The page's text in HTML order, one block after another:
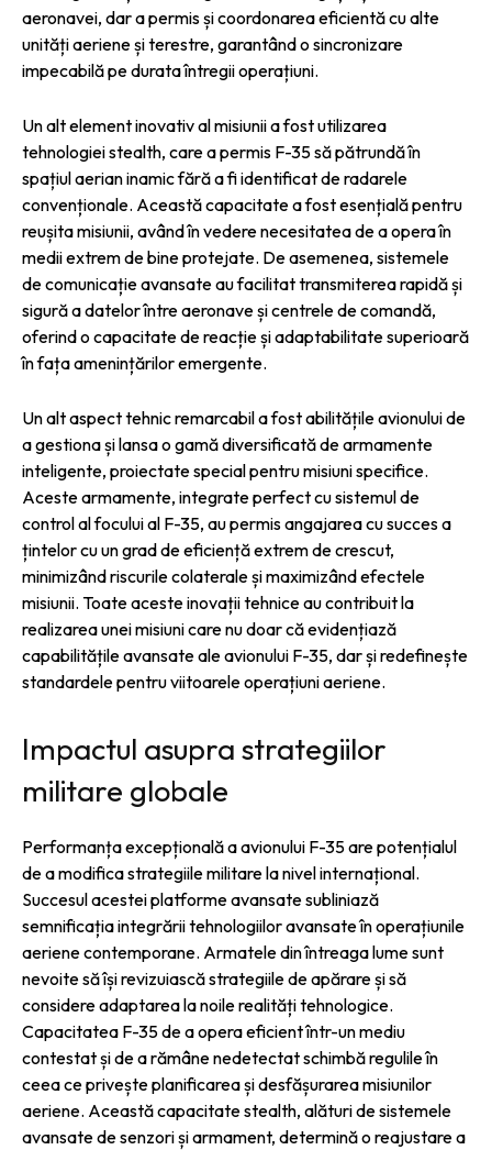
aeronavei, dar a permis și coordonarea eficientă cu alte
unități aeriene și terestre, garantând o sincronizare
impecabilă pe durata întregii operațiuni.
Un alt element inovativ al misiunii a fost utilizarea
tehnologiei stealth, care a permis F-35 să pătrundă în
spațiul aerian inamic fără a fi identificat de radarele
convenționale. Această capacitate a fost esențială pentru
reușita misiunii, având în vedere necesitatea de a opera în
medii extrem de bine protejate. De asemenea, sistemele
de comunicație avansate au facilitat transmiterea rapidă și
sigură a datelor între aeronave și centrele de comandă,
oferind o capacitate de reacție și adaptabilitate superioară
în fața amenințărilor emergente.
Un alt aspect tehnic remarcabil a fost abilitățile avionului de
a gestiona și lansa o gamă diversificată de armamente
inteligente, proiectate special pentru misiuni specifice.
Aceste armamente, integrate perfect cu sistemul de
control al focului al F-35, au permis angajarea cu succes a
țintelor cu un grad de eficiență extrem de crescut,
minimizând riscurile colaterale și maximizând efectele
misiunii. Toate aceste inovații tehnice au contribuit la
realizarea unei misiuni care nu doar că evidențiază
capabilitățile avansate ale avionului F-35, dar și redefinește
standardele pentru viitoarele operațiuni aeriene.
Impactul asupra strategiilor
militare globale
Performanța excepțională a avionului F-35 are potențialul
de a modifica strategiile militare la nivel internațional.
Succesul acestei platforme avansate subliniază
semnificația integrării tehnologiilor avansate în operațiunile
aeriene contemporane. Armatele din întreaga lume sunt
nevoite să își revizuiască strategiile de apărare și să
considere adaptarea la noile realități tehnologice.
Capacitatea F-35 de a opera eficient într-un mediu
contestat și de a rămâne nedetectat schimbă regulile în
ceea ce privește planificarea și desfășurarea misiunilor
aeriene. Această capacitate stealth, alături de sistemele
avansate de senzori și armament, determină o reajustare a